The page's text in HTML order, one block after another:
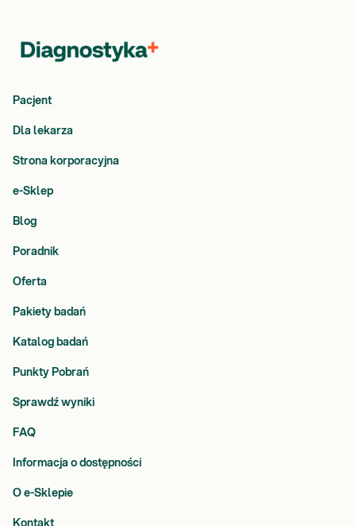
Pacjent
Dla lekarza
Strona korporacyjna
e-Sklep
Blog
Poradnik
Oferta
Pakiety badań
Katalog badań
Punkty Pobrań
Sprawdź wyniki
FAQ
Informacja o dostępności
O e-Sklepie
Kontakt